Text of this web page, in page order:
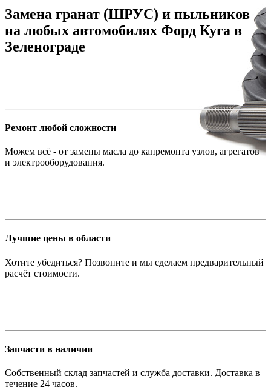
Замена гранат (ШРУС) и пыльников
на любых автомобилях Форд Куга в
Зеленограде
Ремонт любой сложности
Можем всё - от замены масла до капремонта узлов, агрегатов
и электрооборудования.
Лучшие цены в области
Хотите убедиться? Позвоните и мы сделаем предварительный
расчёт стоимости.
Запчасти в наличии
Собственный склад запчастей и служба доставки. Доставка в
течение 24 часов.